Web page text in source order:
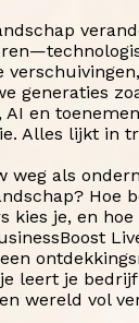
generaties
AI en
Alles lijkt in
weg als
Hoe
kies je, en
leert je
wereld vol